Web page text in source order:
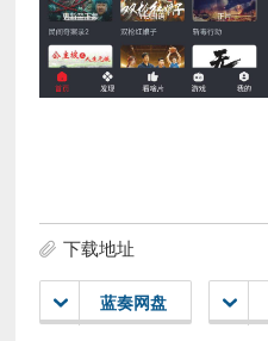
下载地址
蓝奏网盘